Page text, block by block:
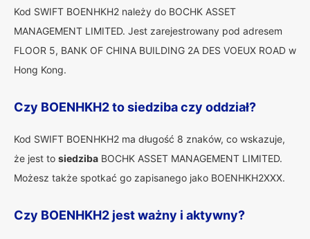
Kod SWIFT BOENHKH2 należy do BOCHK ASSET
MANAGEMENT LIMITED. Jest zarejestrowany pod adresem
FLOOR 5, BANK OF CHINA BUILDING 2A DES VOEUX ROAD w
Hong Kong.
Czy BOENHKH2 to siedziba czy oddział?
Kod SWIFT BOENHKH2 ma długość 8 znaków, co wskazuje,
że jest to siedziba BOCHK ASSET MANAGEMENT LIMITED.
Możesz także spotkać go zapisanego jako BOENHKH2XXX.
Czy BOENHKH2 jest ważny i aktywny?